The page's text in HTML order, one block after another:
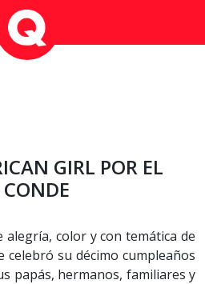
GIRL POR EL
alegría, color y con temática de
celebró su décimo cumpleaños
papás, hermanos, familiares y